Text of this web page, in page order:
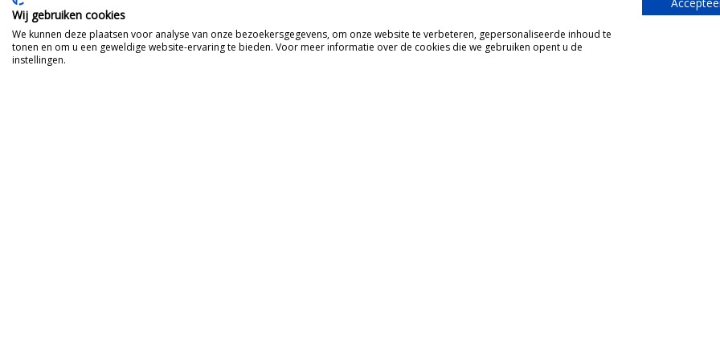
Wij gebruiken cookies
We kunnen deze plaatsen voor analyse van onze bezoekersgegevens, om onze website te verbeteren, gepersonaliseerde inhoud te
tonen en om u een geweldige website-ervaring te bieden. Voor meer informatie over de cookies die we gebruiken opent u de
instellingen.